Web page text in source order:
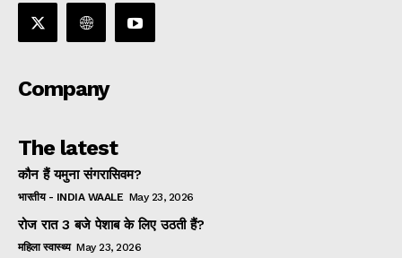
Company
The latest
कौन हैं यमुना संगरासिवम?
भारतीय - INDIA WAALE May 23, 2026
रोज रात 3 बजे पेशाब के लिए उठती हैं?
महिला स्वास्थ्य May 23, 2026